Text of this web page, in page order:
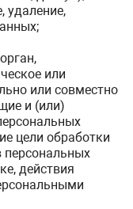
удаление,
или
или совместно
и (или)
цели обработки
персональных
действия